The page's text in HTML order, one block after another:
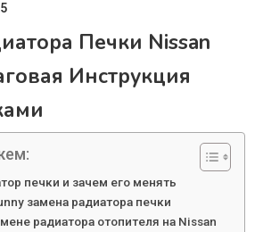
Печки Nissan
Инструкция
печки и зачем его менять
замена радиатора печки
радиатора отопителя на Nissan